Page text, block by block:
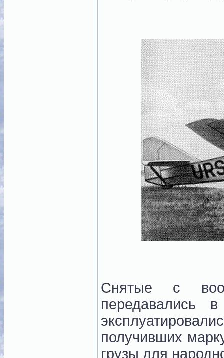
Снятые с
передавались
получивших
грузы для